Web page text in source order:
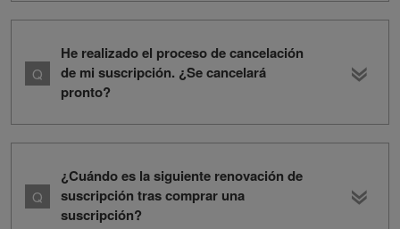
He realizado el proceso de cancelación
de mi suscripción. ¿Se cancelará
pronto?
¿Cuándo es la siguiente renovación de
suscripción tras comprar una
suscripción?